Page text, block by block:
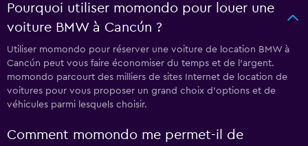
Pourquoi utiliser momondo pour louer une
voiture BMW à Cancún ?
Utiliser momondo pour réserver une voiture de location BMW à
Cancún peut vous faire économiser du temps et de l'argent.
momondo parcourt des milliers de sites Internet de location de
voitures pour vous proposer un grand choix d'options et de
véhicules parmi lesquels choisir.
Comment momondo me permet-il de